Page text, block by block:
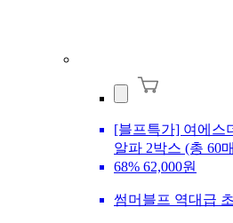
[블프특가] 여에스
알파 2박스 (총 60
68% 62,000원
썸머블프 역대급